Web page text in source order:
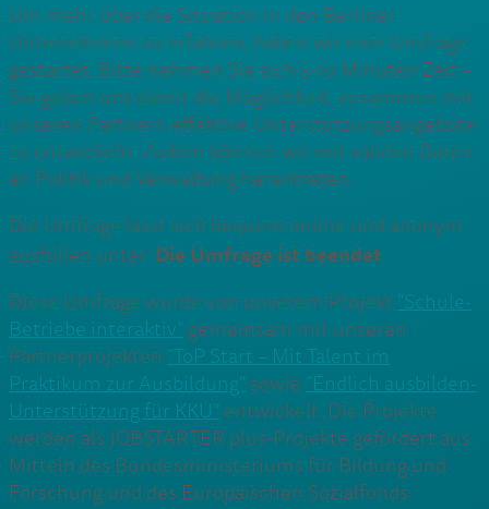
Um mehr über die Situation in den Berliner
Unternehmen zu erfahren, haben wir eine Umfrage
gestartet. Bitte nehmen Sie sich 5-10 Minuten Zeit –
Sie geben uns damit die Möglichkeit, zusammen mit
unseren Partnern effektive Unterstützungsangebote
zu entwickeln. Zudem können wir mit validen Daten
an Politik und Verwaltung herantreten.
Die Umfrage lässt sich bequem online und anonym
ausfüllen unter: Die Umfrage ist beendet
Diese Umfrage wurde von unserem Projekt “Schule-
Betriebe interaktiv” gemeinsam mit unseren
Partnerprojekten “ToP Start – Mit Talent im
Praktikum zur Ausbildung” sowie “Endlich ausbilden-
Unterstützung für KKU” entwickelt. Die Projekte
werden als JOBSTARTER plus-Projekte gefördert aus
Mitteln des Bundesministeriums für Bildung und
Forschung und des Europäischen Sozialfonds.